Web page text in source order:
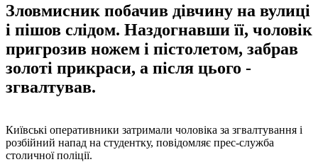
Зловмисник побачив дівчину на вулиці
і пішов слідом. Наздогнавши її, чоловік
пригрозив ножем і пістолетом, забрав
золоті прикраси, а після цього -
згвалтував.
Київські оперативники затримали чоловіка за згвалтування і
розбійний напад на студентку, повідомляє прес-служба
столичної поліції.